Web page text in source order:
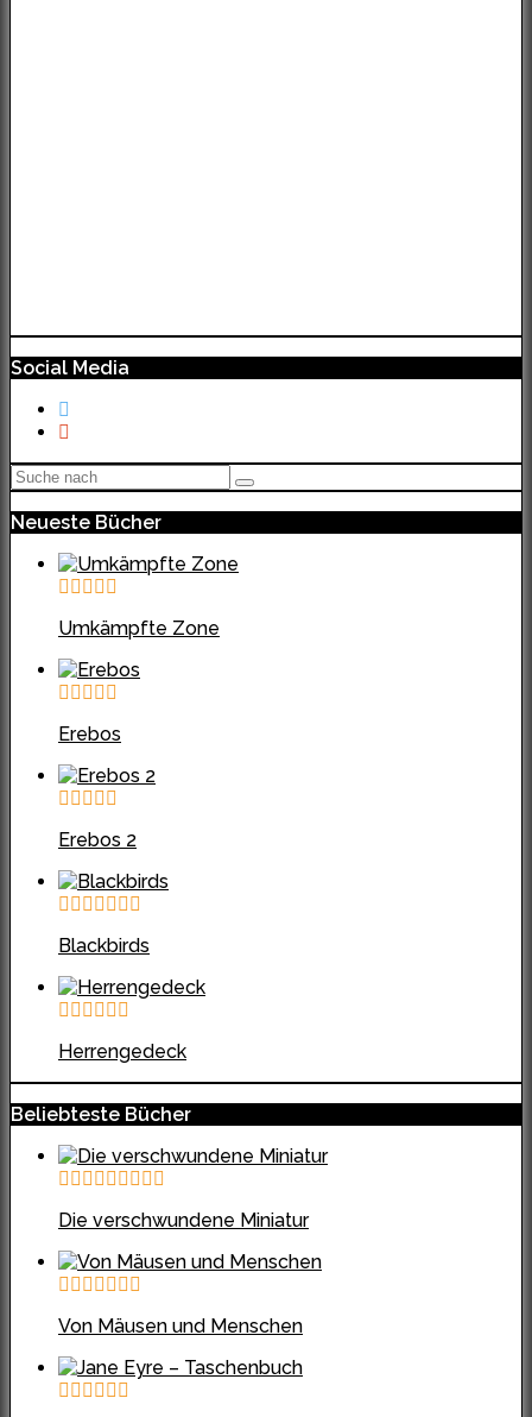
Social Media
Neueste Bücher
Umkämpfte Zone
Erebos
Erebos 2
Blackbirds
Herrengedeck
Beliebteste Bücher
Die verschwundene Miniatur
Von Mäusen und Menschen